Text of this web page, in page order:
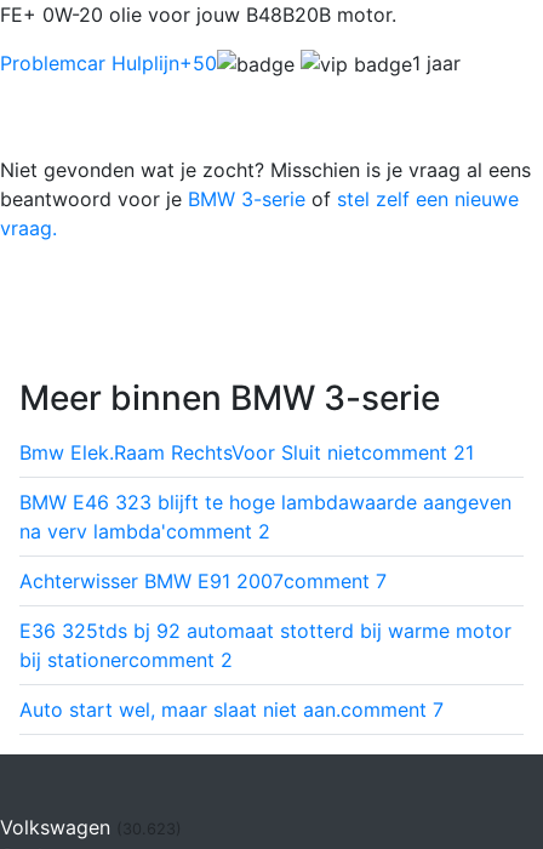
FE+ 0W-20 olie voor jouw B48B20B motor.
Problemcar Hulplijn+50 1 jaar
Niet gevonden wat je zocht? Misschien is je vraag al eens
beantwoord voor je BMW 3-serie of stel zelf een nieuwe
vraag.
Meer binnen BMW 3-serie
Bmw Elek.Raam RechtsVoor Sluit nietcomment 21
BMW E46 323 blijft te hoge lambdawaarde aangeven
na verv lambda'comment 2
Achterwisser BMW E91 2007comment 7
E36 325tds bj 92 automaat stotterd bij warme motor
bij stationercomment 2
Auto start wel, maar slaat niet aan.comment 7
Volkswagen (30.623)